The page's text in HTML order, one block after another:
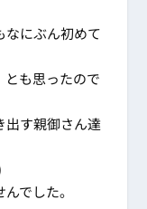
なにぶん初めて
とも思ったので
出す親御さん達
でした。